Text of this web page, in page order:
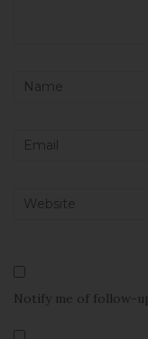
Notify me of follow-